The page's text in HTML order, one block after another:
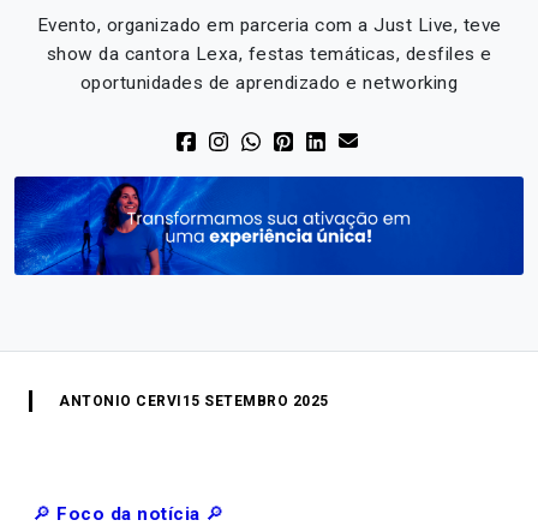
Evento, organizado em parceria com a Just Live, teve
show da cantora Lexa, festas temáticas, desfiles e
oportunidades de aprendizado e networking
ANTONIO CERVI 15 SETEMBRO 2025
🔎 Foco da notícia 🔎